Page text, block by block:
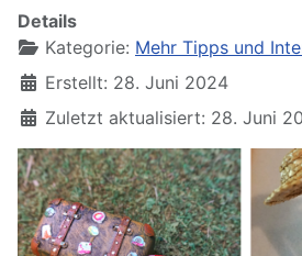
Details
Kategorie: Mehr Tipps und
Erstellt: 28. Juni 2024
Zuletzt aktualisiert: 28. Juni